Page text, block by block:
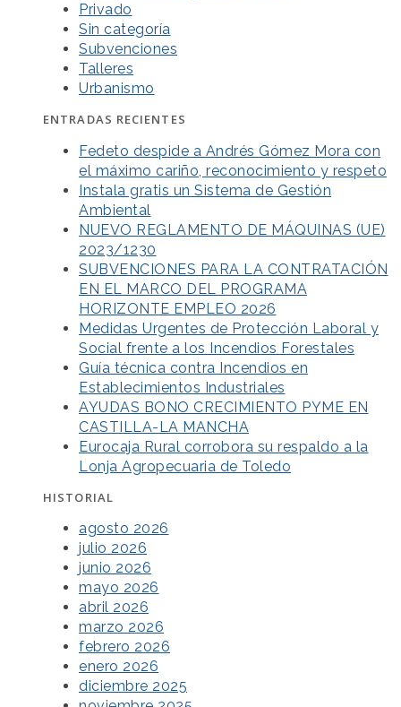
Privado
Sin categoría
Subvenciones
Talleres
Urbanismo
ENTRADAS RECIENTES
Fedeto despide a Andrés Gómez Mora con
el máximo cariño, reconocimiento y respeto
Instala gratis un Sistema de Gestión
Ambiental
NUEVO REGLAMENTO DE MÁQUINAS (UE)
2023/1230
SUBVENCIONES PARA LA CONTRATACIÓN
EN EL MARCO DEL PROGRAMA
HORIZONTE EMPLEO 2026
Medidas Urgentes de Protección Laboral y
Social frente a los Incendios Forestales
Guía técnica contra Incendios en
Establecimientos Industriales
AYUDAS BONO CRECIMIENTO PYME EN
CASTILLA-LA MANCHA
Eurocaja Rural corrobora su respaldo a la
Lonja Agropecuaria de Toledo
HISTORIAL
agosto 2026
julio 2026
junio 2026
mayo 2026
abril 2026
marzo 2026
febrero 2026
enero 2026
diciembre 2025